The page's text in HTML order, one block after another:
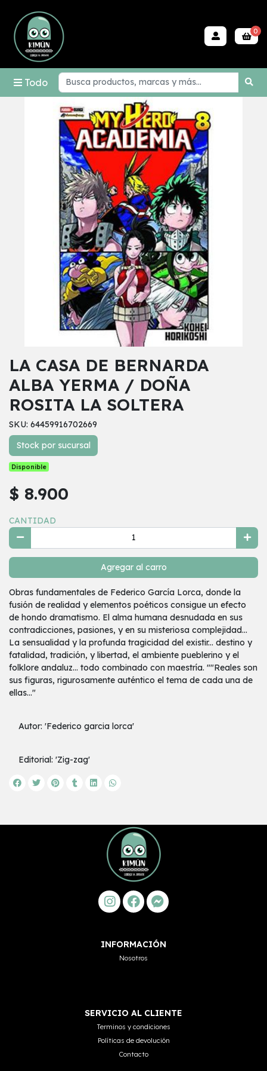
Todo
0
LA CASA DE BERNARDA
ALBA YERMA / DOÑA
ROSITA LA SOLTERA
SKU: 64459916702669
Stock por sucursal
Disponible
$ 8.900
CANTIDAD
Agregar al carro
Obras fundamentales de Federico García Lorca, donde la
fusión de realidad y elementos poéticos consigue un efecto
de hondo dramatismo. El alma humana desnudada en sus
contradicciones, pasiones, y en su misteriosa complejidad...
La sensualidad y la profunda tragicidad del existir... destino y
fatalidad, tradición, y libertad, el ambiente pueblerino y el
folklore andaluz... todo combinado con maestría. ""Reales son
sus figuras, rigurosamente auténtico el tema de cada una de
ellas..."
Autor: 'Federico garcia lorca'
Editorial: 'Zig-zag'
INFORMACIÓN
Nosotros
SERVICIO AL CLIENTE
Terminos y condiciones
Políticas de devolución
Contacto